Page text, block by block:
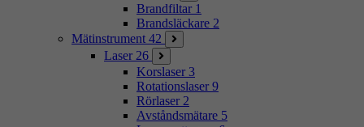
Brandfiltar 1
Brandsläckare 2
Mätinstrument 42
Laser 26
Korslaser 3
Rotationslaser 9
Rörlaser 2
Avståndsmätare 5